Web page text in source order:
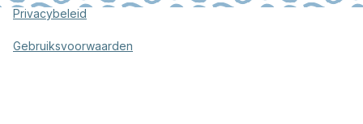
Privacybeleid
Gebruiksvoorwaarden